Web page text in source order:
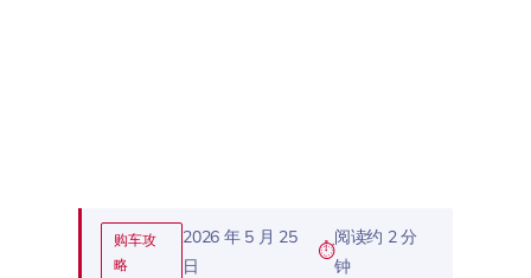
购车攻
略
2026 年 5 月 25
日
阅读约 2 分
钟